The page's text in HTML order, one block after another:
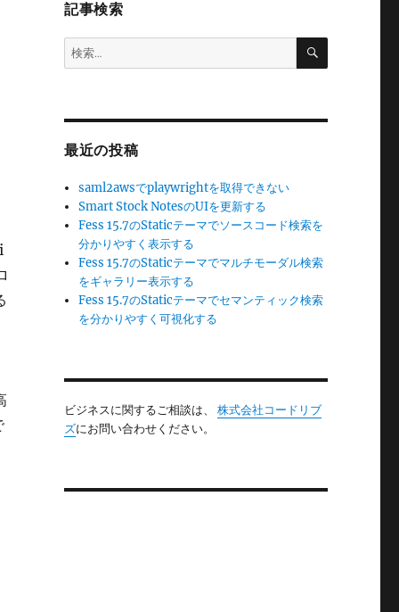
記事検索
検
索:
検
最近の投稿
saml2awsでplaywrightを取得できない
Smart Stock NotesのUIを更新する
Fess 15.7のStaticテーマでソースコード検索を
分かりやすく表示する
Fess 15.7のStaticテーマでマルチモーダル検索
をギャラリー表示する
Fess 15.7のStaticテーマでセマンティック検索
を分かりやすく可視化する
ビジネスに関するご相談は、 株式会社コードリブ
ズにお問い合わせください。